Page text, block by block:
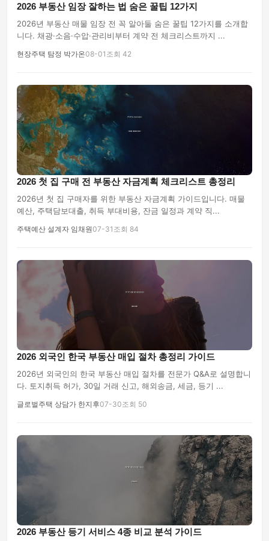
2026 부동산 임장 잘하는 법 숨은 꿀팁 12가지
2026년 부동산 매물 임장 전 꼭 알아둘 숨은 꿀팁 12가지를 소개합
니다. 채광·소음·수압·관리비부터 계약 전 체크리스트까지 ...
현장주택 탐정 박가온08-01 조회 42
2026 첫 집 구매 전 부동산 자금계획 체크리스트 총정리
2026년 첫 집 구매자를 위한 부동산 자금계획 가이드입니다. 매물
예산, 주택담보대출, 취득 부대비용, 잔금 일정과 계약 직...
주택예산 설계자 임채원07-31 조회 84
2026 외국인 한국 부동산 매입 절차 총정리 가이드
2026년 외국인의 한국 부동산 매입 절차를 전문가 Q&A로 설명합니
다. 토지취득 허가, 30일 거래 신고, 해외송금, 세금, 등기 ...
글로벌주택 상담가 한지후07-30조회 50
2026 부동산 등기 서비스 4종 비교 분석 가이드